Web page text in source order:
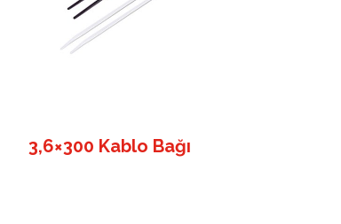
3,6×300 Kablo Bağı